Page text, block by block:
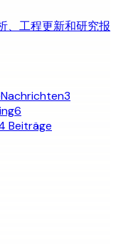
、工程更新和研究报
Nachrichten3
6
Beiträge